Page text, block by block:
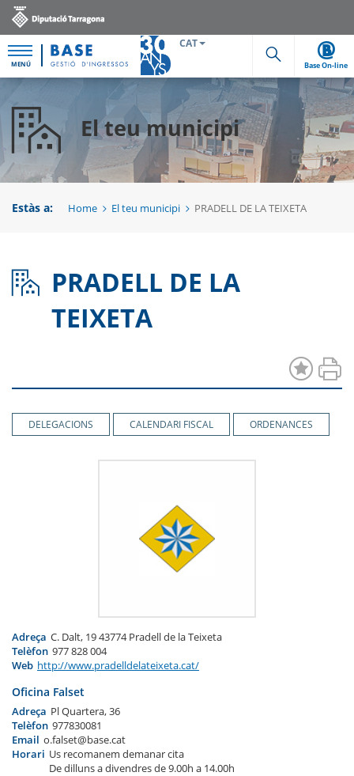
MENÚ
CAT
Cerca
Base On-line
El teu municipi
Estàs a: Home El teu municipi PRADELL DE LA TEIXETA
PRADELL DE LA
TEIXETA
DELEGACIONS CALENDARI FISCAL ORDENANCES
Adreça C. Dalt, 19 43774 Pradell de la Teixeta
Telèfon 977 828 004
Web http://www.pradelldelateixeta.cat/
Oficina Falset
Adreça Pl Quartera, 36
Telèfon 977830081
Email o.falset@base.cat
Horari Us recomanem demanar cita
De dilluns a divendres de 9.00h a 14.00h